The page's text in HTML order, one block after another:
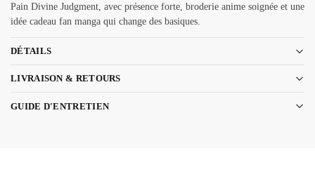
Pain Divine Judgment, avec présence forte, broderie anime soignée et une
idée cadeau fan manga qui change des basiques.
DÉTAILS
LIVRAISON & RETOURS
GUIDE D'ENTRETIEN